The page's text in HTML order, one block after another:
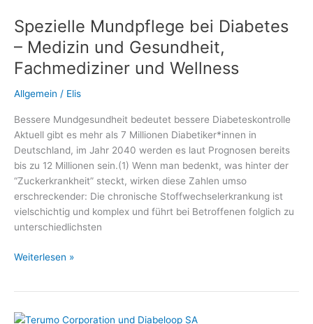
für
Mitglieder
des
Deutschen
Gesundheitsförderung
und
Diätetik
e.
V.
Spezielle Mundpflege bei Diabetes
– Medizin und Gesundheit,
Fachmediziner und Wellness
Allgemein / Elis
Bessere Mundgesundheit bedeutet bessere Diabeteskontrolle
Aktuell gibt es mehr als 7 Millionen Diabetiker*innen in
Deutschland, im Jahr 2040 werden es laut Prognosen bereits
bis zu 12 Millionen sein.(1) Wenn man bedenkt, was hinter der
“Zuckerkrankheit” steckt, wirken diese Zahlen umso
erschreckender: Die chronische Stoffwechselerkrankung ist
vielschichtig und komplex und führt bei Betroffenen folglich zu
unterschiedlichsten
Spezielle
–
Weiterlesen »